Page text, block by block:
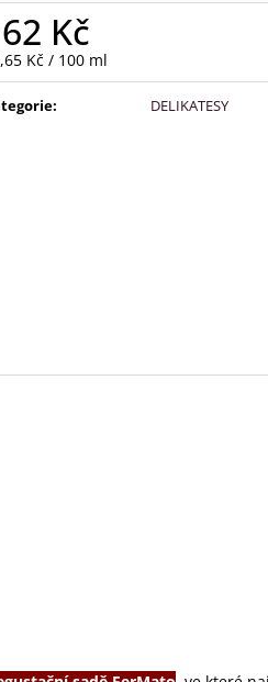
Kč
Kč / 100 ml
: DELIKATESY